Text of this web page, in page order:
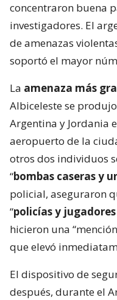
concentraron buena
investigadores. El
de amenazas
soportó el mayor
La amenaza más
Albiceleste se
Argentina y Jordania
aeropuerto de la
otros dos individuos
“bombas caseras y
policial, aseguraron
“policías y
hicieron una
que elevó
El dispositivo de
después, durante el